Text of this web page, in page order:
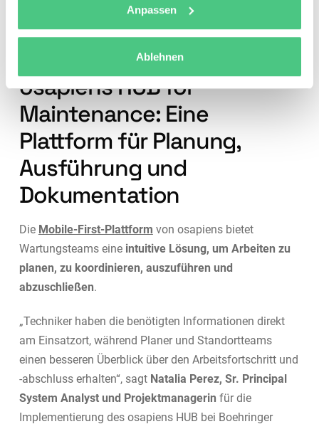
Anpassen
Ablehnen
beeinträchtigen. Mit dem Produktivstart am Standort in
Spanien haben wir eine starke Grundlage für die
osapiens HUB for
Maintenance: Eine
Plattform für Planung,
Ausführung und
Dokumentation
Die Mobile-First-Plattform von osapiens bietet
Wartungsteams eine intuitive Lösung, um Arbeiten zu
planen, zu koordinieren, auszuführen und
abzuschließen.
„Techniker haben die benötigten Informationen direkt
am Einsatzort, während Planer und Standortteams
einen besseren Überblick über den Arbeitsfortschritt und
-abschluss erhalten“, sagt Natalia Perez, Sr. Principal
System Analyst und Projektmanagerin für die
Implementierung des osapiens HUB bei Boehringer